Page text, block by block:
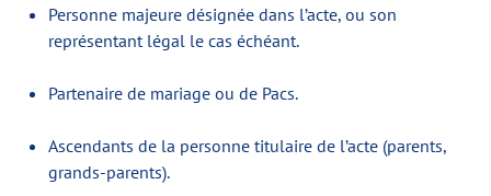
Personne majeure désignée dans l’acte, ou son
représentant légal le cas échéant.
Partenaire de mariage ou de Pacs.
Ascendants de la personne titulaire de l’acte (parents,
grands-parents).